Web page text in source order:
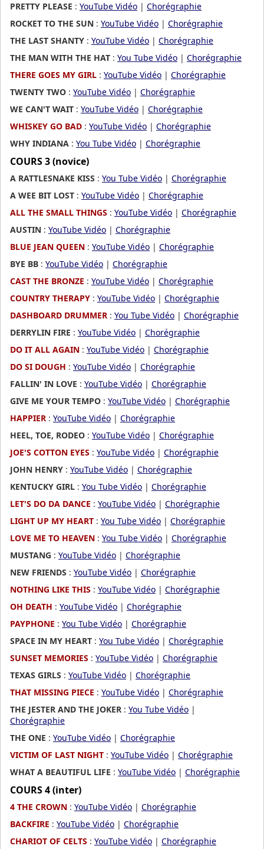
PRETTY PLEASE : YouTube Vidéo | Chorégraphie
ROCKET TO THE SUN : YouTube Vidéo | Chorégraphie
THE LAST SHANTY : YouTube Vidéo | Chorégraphie
THE MAN WITH THE HAT : You Tube Vidéo | Chorégraphie
THERE GOES MY GIRL : YouTube Vidéo | Chorégraphie
TWENTY TWO : YouTube Vidéo | Chorégraphie
WE CAN'T WAIT : YouTube Vidéo | Chorégraphie
WHISKEY GO BAD : YouTube Vidéo | Chorégraphie
WHY INDIANA : You Tube Vidéo | Chorégraphie
COURS 3 (novice)
A RATTLESNAKE KISS : You Tube Vidéo | Chorégraphie
A WEE BIT LOST : YouTube Vidéo | Chorégraphie
ALL THE SMALL THINGS : YouTube Vidéo | Chorégraphie
AUSTIN : YouTube Vidéo | Chorégraphie
BLUE JEAN QUEEN : YouTube Vidéo | Chorégraphie
BYE BB : YouTube Vidéo | Chorégraphie
CAST THE BRONZE : YouTube Vidéo | Chorégraphie
COUNTRY THERAPY : YouTube Vidéo | Chorégraphie
DASHBOARD DRUMMER : You Tube Vidéo | Chorégraphie
DERRYLIN FIRE : YouTube Vidéo | Chorégraphie
DO IT ALL AGAIN : YouTube Vidéo | Chorégraphie
DO SI DOUGH : YouTube Vidéo | Chorégraphie
FALLIN' IN LOVE : YouTube Vidéo | Chorégraphie
GIVE ME YOUR TEMPO : YouTube Vidéo | Chorégraphie
HAPPIER : YouTube Vidéo | Chorégraphie
HEEL, TOE, RODEO : YouTube Vidéo | Chorégraphie
JOE'S COTTON EYES : YouTube Vidéo | Chorégraphie
JOHN HENRY : YouTube Vidéo | Chorégraphie
KENTUCKY GIRL : You Tube Vidéo | Chorégraphie
LET'S DO DA DANCE : YouTube Vidéo | Chorégraphie
LIGHT UP MY HEART : You Tube Vidéo | Chorégraphie
LOVE ME TO HEAVEN : You Tube Vidéo | Chorégraphie
MUSTANG : YouTube Vidéo | Chorégraphie
NEW FRIENDS : YouTube Vidéo | Chorégraphie
NOTHING LIKE THIS : YouTube Vidéo | Chorégraphie
OH DEATH : YouTube Vidéo | Chorégraphie
PAYPHONE : You Tube Vidéo | Chorégraphie
SPACE IN MY HEART : You Tube Vidéo | Chorégraphie
SUNSET MEMORIES : YouTube Vidéo | Chorégraphie
TEXAS GIRLS : YouTube Vidéo | Chorégraphie
THAT MISSING PIECE : YouTube Vidéo | Chorégraphie
THE JESTER AND THE JOKER : You Tube Vidéo |
Chorégraphie
THE ONE : YouTube Vidéo | Chorégraphie
VICTIM OF LAST NIGHT : YouTube Vidéo | Chorégraphie
WHAT A BEAUTIFUL LIFE : YouTube Vidéo | Chorégraphie
COURS 4 (inter)
4 THE CROWN : YouTube Vidéo | Chorégraphie
BACKFIRE : YouTube Vidéo | Chorégraphie
CHARIOT OF CELTS : YouTube Vidéo | Chorégraphie